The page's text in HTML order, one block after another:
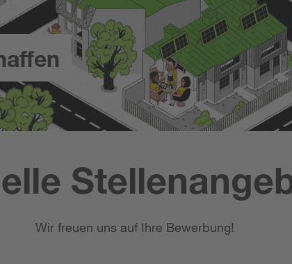
Wir freuen uns auf Ihre Bewerbung!